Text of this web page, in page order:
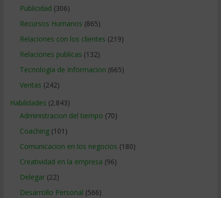
Publicidad (306)
Recursos Humanos (865)
Relaciones con los clientes (219)
Relaciones publicas (132)
Tecnologia de Informacion (665)
Ventas (242)
Habilidades (2.843)
Administracion del tiempo (70)
Coaching(101)
Comunicacion en los negocios (180)
Creatividad en la empresa (96)
Delegar(22)
Desarrollo Personal (566)